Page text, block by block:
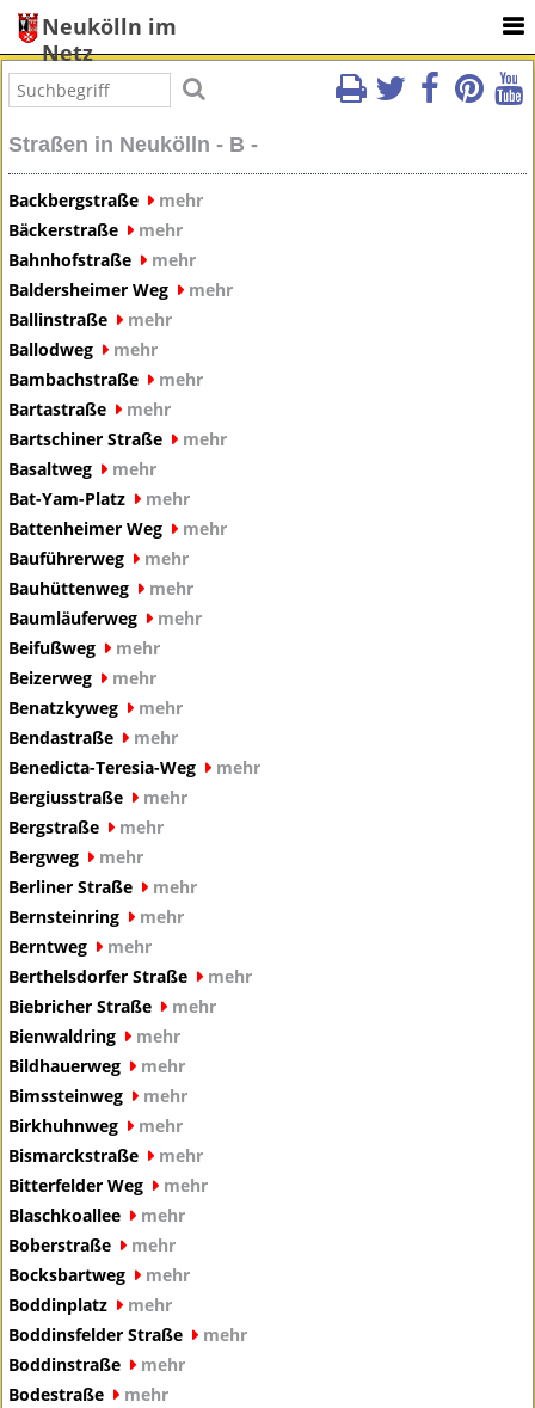
Neukölln im
Netz
Straßen in Neukölln - B -
Backbergstraße
mehr
Bäckerstraße
mehr
Bahnhofstraße
mehr
Baldersheimer Weg
mehr
Ballinstraße
mehr
Ballodweg
mehr
Bambachstraße
mehr
Bartastraße
mehr
Bartschiner Straße
mehr
Basaltweg
mehr
Bat-Yam-Platz
mehr
Battenheimer Weg
mehr
Bauführerweg
mehr
Bauhüttenweg
mehr
Baumläuferweg
mehr
Beifußweg
mehr
Beizerweg
mehr
Benatzkyweg
mehr
Bendastraße
mehr
Benedicta-Teresia-Weg
mehr
Bergiusstraße
mehr
Bergstraße
mehr
Bergweg
mehr
Berliner Straße
mehr
Bernsteinring
mehr
Berntweg
mehr
Berthelsdorfer Straße
mehr
Biebricher Straße
mehr
Bienwaldring
mehr
Bildhauerweg
mehr
Bimssteinweg
mehr
Birkhuhnweg
mehr
Bismarckstraße
mehr
Bitterfelder Weg
mehr
Blaschkoallee
mehr
Boberstraße
mehr
Bocksbartweg
mehr
Boddinplatz
mehr
Boddinsfelder Straße
mehr
Boddinstraße
mehr
Bodestraße
mehr